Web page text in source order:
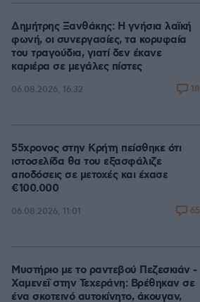
Δημήτρης Ξανθάκης: Η γνήσια λαϊκή
φωνή, οι συνεργασίες, τα κορυφαία
του τραγούδια, γιατί δεν έκανε
καριέρα σε μεγάλες πίστες
06.08.2026, 16:32 18
55χρονος στην Κρήτη πείσθηκε ότι
ιστοσελίδα θα του εξασφάλιζε
αποδόσεις σε μετοχές και έχασε
€100.000
06.08.2026, 11:01 65
Μυστήριο με το ραντεβού Πεζεσκιάν -
Χαμενεΐ στην Τεχεράνη: Βρέθηκαν σε
ένα σκοτεινό αυτοκίνητο, άκουγαν,